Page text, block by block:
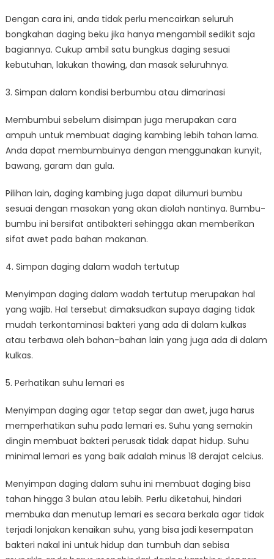
Dengan cara ini, anda tidak perlu mencairkan seluruh
bongkahan daging beku jika hanya mengambil sedikit saja
bagiannya. Cukup ambil satu bungkus daging sesuai
kebutuhan, lakukan thawing, dan masak seluruhnya.
3. Simpan dalam kondisi berbumbu atau dimarinasi
Membumbui sebelum disimpan juga merupakan cara
ampuh untuk membuat daging kambing lebih tahan lama.
Anda dapat membumbuinya dengan menggunakan kunyit,
bawang, garam dan gula.
Pilihan lain, daging kambing juga dapat dilumuri bumbu
sesuai dengan masakan yang akan diolah nantinya. Bumbu-
bumbu ini bersifat antibakteri sehingga akan memberikan
sifat awet pada bahan makanan.
4. Simpan daging dalam wadah tertutup
Menyimpan daging dalam wadah tertutup merupakan hal
yang wajib. Hal tersebut dimaksudkan supaya daging tidak
mudah terkontaminasi bakteri yang ada di dalam kulkas
atau terbawa oleh bahan-bahan lain yang juga ada di dalam
kulkas.
5. Perhatikan suhu lemari es
Menyimpan daging agar tetap segar dan awet, juga harus
memperhatikan suhu pada lemari es. Suhu yang semakin
dingin membuat bakteri perusak tidak dapat hidup. Suhu
minimal lemari es yang baik adalah minus 18 derajat celcius.
Menyimpan daging dalam suhu ini membuat daging bisa
tahan hingga 3 bulan atau lebih. Perlu diketahui, hindari
membuka dan menutup lemari es secara berkala agar tidak
terjadi lonjakan kenaikan suhu, yang bisa jadi kesempatan
bakteri nakal ini untuk hidup dan tumbuh dan sebisa